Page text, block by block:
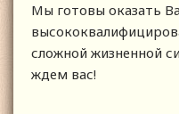
Мы готовы оказать
сложной жизненной
ждем вас!